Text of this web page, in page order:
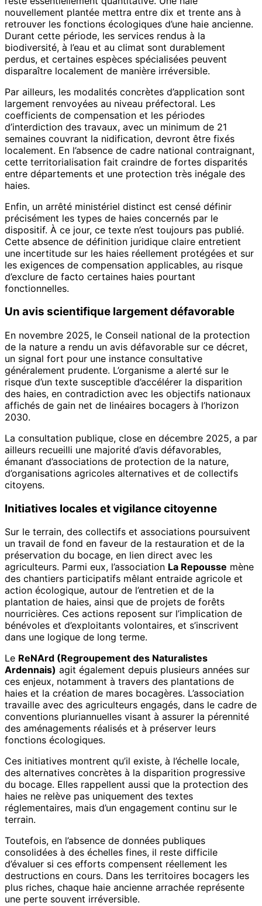
nouvellement plantée mettra entre dix et trente ans à
retrouver les fonctions écologiques d’une haie ancienne.
Durant cette période, les services rendus à la
biodiversité, à l’eau et au climat sont durablement
perdus, et certaines espèces spécialisées peuvent
disparaître localement de manière irréversible.
Par ailleurs, les modalités concrètes d’application sont
largement renvoyées au niveau préfectoral. Les
coefficients de compensation et les périodes
d’interdiction des travaux, avec un minimum de 21
semaines couvrant la nidification, devront être fixés
localement. En l’absence de cadre national contraignant,
cette territorialisation fait craindre de fortes disparités
entre départements et une protection très inégale des
haies.
Enfin, un arrêté ministériel distinct est censé définir
précisément les types de haies concernés par le
dispositif. À ce jour, ce texte n’est toujours pas publié.
Cette absence de définition juridique claire entretient
une incertitude sur les haies réellement protégées et sur
les exigences de compensation applicables, au risque
d’exclure de facto certaines haies pourtant
fonctionnelles.
Un avis scientifique largement défavorable
En novembre 2025, le Conseil national de la protection
de la nature a rendu un avis défavorable sur ce décret,
un signal fort pour une instance consultative
généralement prudente. L’organisme a alerté sur le
risque d’un texte susceptible d’accélérer la disparition
des haies, en contradiction avec les objectifs nationaux
affichés de gain net de linéaires bocagers à l’horizon
2030.
La consultation publique, close en décembre 2025, a par
ailleurs recueilli une majorité d’avis défavorables,
émanant d’associations de protection de la nature,
d’organisations agricoles alternatives et de collectifs
citoyens.
Initiatives locales et vigilance citoyenne
Sur le terrain, des collectifs et associations poursuivent
un travail de fond en faveur de la restauration et de la
préservation du bocage, en lien direct avec les
agriculteurs. Parmi eux, l’association La Repousse mène
des chantiers participatifs mêlant entraide agricole et
action écologique, autour de l’entretien et de la
plantation de haies, ainsi que de projets de forêts
nourricières. Ces actions reposent sur l’implication de
bénévoles et d’exploitants volontaires, et s’inscrivent
dans une logique de long terme.
Le ReNArd (Regroupement des Naturalistes
Ardennais) agit également depuis plusieurs années sur
ces enjeux, notamment à travers des plantations de
haies et la création de mares bocagères. L’association
travaille avec des agriculteurs engagés, dans le cadre de
conventions pluriannuelles visant à assurer la pérennité
des aménagements réalisés et à préserver leurs
fonctions écologiques.
Ces initiatives montrent qu’il existe, à l’échelle locale,
des alternatives concrètes à la disparition progressive
du bocage. Elles rappellent aussi que la protection des
haies ne relève pas uniquement des textes
réglementaires, mais d’un engagement continu sur le
terrain.
Toutefois, en l’absence de données publiques
consolidées à des échelles fines, il reste difficile
d’évaluer si ces efforts compensent réellement les
destructions en cours. Dans les territoires bocagers les
plus riches, chaque haie ancienne arrachée représente
une perte souvent irréversible.